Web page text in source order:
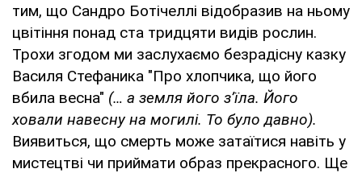
тим, що Сандро Ботічеллі відобразив на ньому
цвітіння понад ста тридцяти видів рослин.
Трохи згодом ми заслухаємо безрадісну казку
Василя Стефаника "Про хлопчика, що його
вбила весна" (… а земля його з’їла. Його
ховали навесну на могилі. То було давно).
Виявиться, що смерть може затаїтися навіть у
мистецтві чи приймати образ прекрасного. Ще